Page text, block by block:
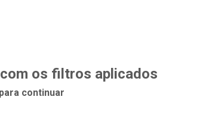
os filtros aplicados
continuar